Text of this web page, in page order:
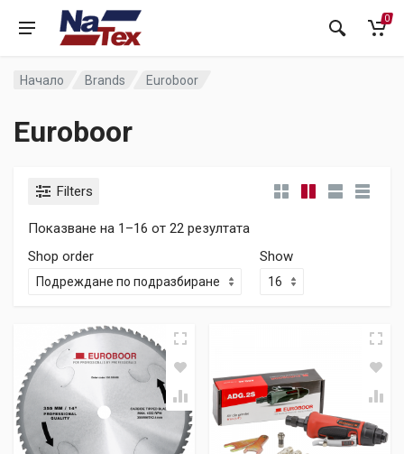
0
Начало Brands Euroboor
Euroboor
Filters
Показване на 1–16 от 22 резултата
Shop order
Show